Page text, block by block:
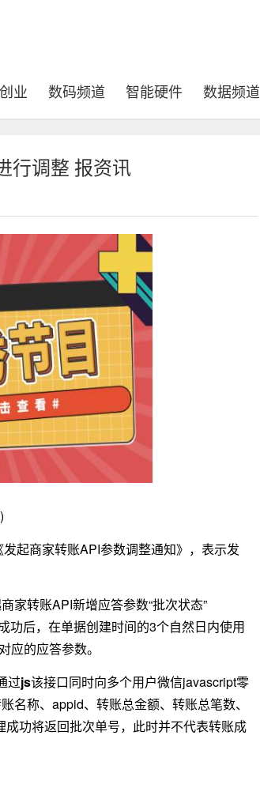
创业 数码频道 智能硬件 数据频道
行调整 报资讯
起商家转账API参数调整通知》，表示发
家转账API新增应答参数“批次状态”
功后，在单据创建时间的3个自然日内使用
应的应答参数。
过js该接口同时向多个用户微信javascript零
名称、appid、转账总金额、转账总笔数、
功将返回批次单号，此时并不代表转账成